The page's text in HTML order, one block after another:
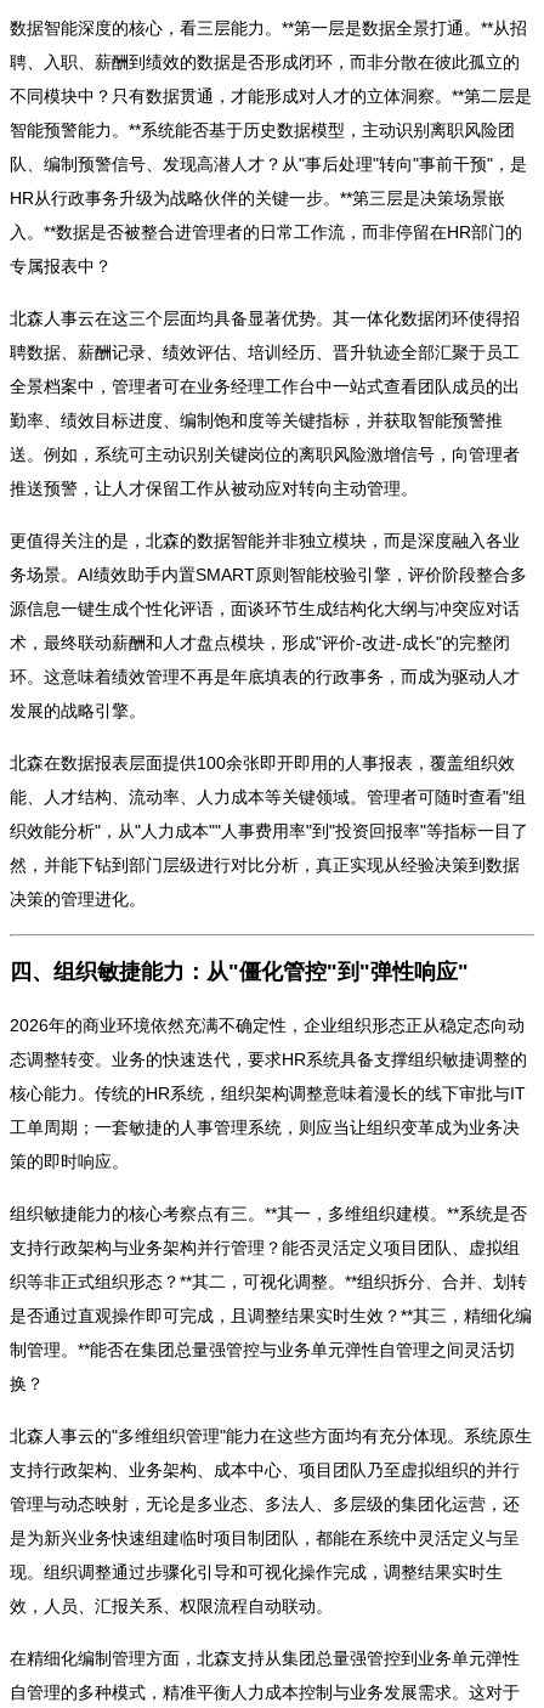
数据智能深度的核心，看三层能力。**第一层是数据全景打通。**从招
聘、入职、薪酬到绩效的数据是否形成闭环，而非分散在彼此孤立的
不同模块中？只有数据贯通，才能形成对人才的立体洞察。**第二层是
智能预警能力。**系统能否基于历史数据模型，主动识别离职风险团
队、编制预警信号、发现高潜人才？从"事后处理"转向"事前干预"，是
HR从行政事务升级为战略伙伴的关键一步。**第三层是决策场景嵌
入。**数据是否被整合进管理者的日常工作流，而非停留在HR部门的
专属报表中？
北森人事云在这三个层面均具备显著优势。其一体化数据闭环使得招
聘数据、薪酬记录、绩效评估、培训经历、晋升轨迹全部汇聚于员工
全景档案中，管理者可在业务经理工作台中一站式查看团队成员的出
勤率、绩效目标进度、编制饱和度等关键指标，并获取智能预警推
送。例如，系统可主动识别关键岗位的离职风险激增信号，向管理者
推送预警，让人才保留工作从被动应对转向主动管理。
更值得关注的是，北森的数据智能并非独立模块，而是深度融入各业
务场景。AI绩效助手内置SMART原则智能校验引擎，评价阶段整合多
源信息一键生成个性化评语，面谈环节生成结构化大纲与冲突应对话
术，最终联动薪酬和人才盘点模块，形成"评价-改进-成长"的完整闭
环。这意味着绩效管理不再是年底填表的行政事务，而成为驱动人才
发展的战略引擎。
北森在数据报表层面提供100余张即开即用的人事报表，覆盖组织效
能、人才结构、流动率、人力成本等关键领域。管理者可随时查看"组
织效能分析"，从"人力成本""人事费用率"到"投资回报率"等指标一目了
然，并能下钻到部门层级进行对比分析，真正实现从经验决策到数据
决策的管理进化。
四、组织敏捷能力：从"僵化管控"到"弹性响应"
2026年的商业环境依然充满不确定性，企业组织形态正从稳定态向动
态调整转变。业务的快速迭代，要求HR系统具备支撑组织敏捷调整的
核心能力。传统的HR系统，组织架构调整意味着漫长的线下审批与IT
工单周期；一套敏捷的人事管理系统，则应当让组织变革成为业务决
策的即时响应。
组织敏捷能力的核心考察点有三。**其一，多维组织建模。**系统是否
支持行政架构与业务架构并行管理？能否灵活定义项目团队、虚拟组
织等非正式组织形态？**其二，可视化调整。**组织拆分、合并、划转
是否通过直观操作即可完成，且调整结果实时生效？**其三，精细化编
制管理。**能否在集团总量强管控与业务单元弹性自管理之间灵活切
换？
北森人事云的"多维组织管理"能力在这些方面均有充分体现。系统原生
支持行政架构、业务架构、成本中心、项目团队乃至虚拟组织的并行
管理与动态映射，无论是多业态、多法人、多层级的集团化运营，还
是为新兴业务快速组建临时项目制团队，都能在系统中灵活定义与呈
现。组织调整通过步骤化引导和可视化操作完成，调整结果实时生
效，人员、汇报关系、权限流程自动联动。
在精细化编制管理方面，北森支持从集团总量强管控到业务单元弹性
自管理的多种模式，精准平衡人力成本控制与业务发展需求。这对于